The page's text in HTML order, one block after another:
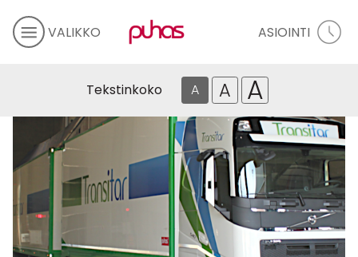
VALIKKO ASIOINTI
Tekstinkoko A A A